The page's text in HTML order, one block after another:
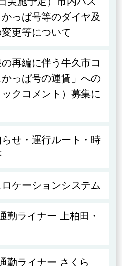
っぱ号等のダイヤ及
更等について
の再編に伴う牛久市コ
っぱ号の運賃」への
クコメント）募集に
せ・運行ルート・時
ケーションシステム
勤ライナー 上柏田・
勤ライナー さくら